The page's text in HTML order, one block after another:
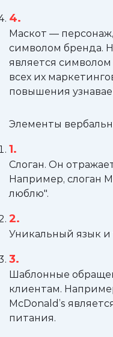
Маскот —
символом бренда.
является
всех их
повышения
Элементы
Слоган. Он
Например, слоган
люблю".
Уникальный язык
Шаблонные
клиентам.
McDonald’s
питания.